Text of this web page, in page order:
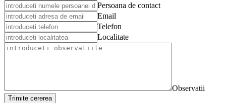
Persoana de contact
Email
Telefon
Localitate
Observatii
Trimite cererea